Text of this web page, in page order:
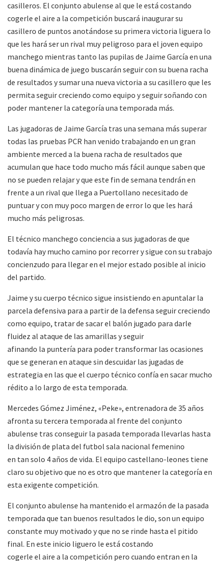
casilleros. El conjunto abulense al que le está costando
cogerle el aire a la competición buscará inaugurar su
casillero de puntos anotándose su primera victoria liguera lo
que les hará ser un rival muy peligroso para el joven equipo
manchego mientras tanto las pupilas de Jaime García en una
buena dinámica de juego buscarán seguir con su buena racha
de resultados y sumar una nueva victoria a su casillero que les
permita seguir creciendo como equipo y seguir soñando con
poder mantener la categoría una temporada más.
Las jugadoras de Jaime García tras una semana más superar
todas las pruebas PCR han venido trabajando en un gran
ambiente merced a la buena racha de resultados que
acumulan que hace todo mucho más fácil aunque saben que
no se pueden relajar y que este fin de semana tendrán en
frente a un rival que llega a Puertollano necesitado de
puntuar y con muy poco margen de error lo que les hará
mucho más peligrosas.
El técnico manchego conciencia a sus jugadoras de que
todavía hay mucho camino por recorrer y sigue con su trabajo
concienzudo para llegar en el mejor estado posible al inicio
del partido.
Jaime y su cuerpo técnico sigue insistiendo en apuntalar la
parcela defensiva para a partir de la defensa seguir creciendo
como equipo, tratar de sacar el balón jugado para darle
fluidez al ataque de las amarillas y seguir
afinando la puntería para poder transformar las ocasiones
que se generan en ataque sin descuidar las jugadas de
estrategia en las que el cuerpo técnico confía en sacar mucho
rédito a lo largo de esta temporada.
Mercedes Gómez Jiménez, «Peke», entrenadora de 35 años
afronta su tercera temporada al frente del conjunto
abulense tras conseguir la pasada temporada llevarlas hasta
la división de plata del futbol sala nacional femenino
en tan solo 4 años de vida. El equipo castellano-leones tiene
claro su objetivo que no es otro que mantener la categoría en
esta exigente competición.
El conjunto abulense ha mantenido el armazón de la pasada
temporada que tan buenos resultados le dio, son un equipo
constante muy motivado y que no se rinde hasta el pitido
final. En este inicio liguero le está costando
cogerle el aire a la competición pero cuando entran en la